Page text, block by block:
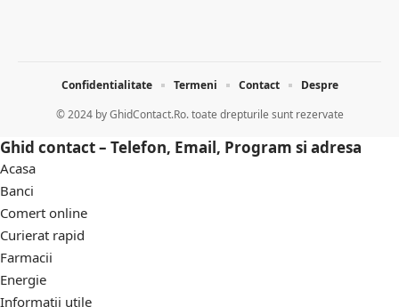
© 2024 byGhidContact.Ro. toate drepturile sunt rezervate
Confidentialitate Termeni Contact Despre
Ghid contact – Telefon, Email, Program si adresa
Acasa
Banci
Comert online
Curierat rapid
Farmacii
Energie
Informatii utile